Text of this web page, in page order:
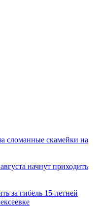
сломанные скамейки на
начнут приходить
за гибель 15-летней